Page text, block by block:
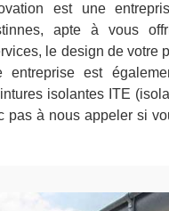
est une
apte à vous
le design de votre
entreprise est
isolantes ITE
pas à nous appeler si